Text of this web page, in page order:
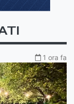
1 ora fa